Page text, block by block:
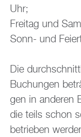
Uhr;
Frei­tag und
Sonn- und
Die
Bu­chun­gen
gen in an­de­ren
die teils schon
be­trie­ben